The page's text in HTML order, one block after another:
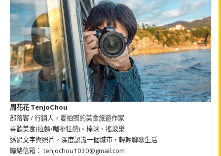
周花花 TenjoChou
部落客 / 行銷人，愛拍照的美食旅遊作家
喜歡美食(拉麵/咖啡狂熱)、棒球、搖滾樂
透過文字與照片，深度認識一個城市，輕輕聊聊生活
聯絡信箱： tenjochou1030@gmail.com